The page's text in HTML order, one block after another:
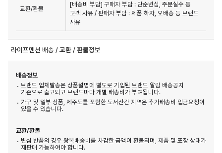
교환/환불
[배송비 부담] 구매자 부담 : 단순변심, 주문실수 등
고객 사유 / 판매자 부담 : 제품 하자, 오배송 등 브랜드
사유
라이프멘션 배송 / 교환 / 환불정보
배송정보
브랜드 업체발송은 상품설명에 별도로 기입된 브랜드 알림 배송공지
기준으로 출고되고 브랜드마다 개별 배송비가 부여됩니다.
가구 및 일부 상품, 제주도를 포함한 도서산간 지역은 추가배송비 입금요청이
있을 수 있습니다.
교환/환불
변심 반품의 경우 왕복배송비를 차감한 금액이 환불되며, 제품 및 포장 상태가
재판매 가능하여야 합니다.